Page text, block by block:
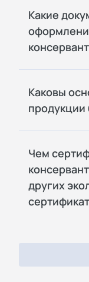
Какие
Каковы
продукции
Чем
других